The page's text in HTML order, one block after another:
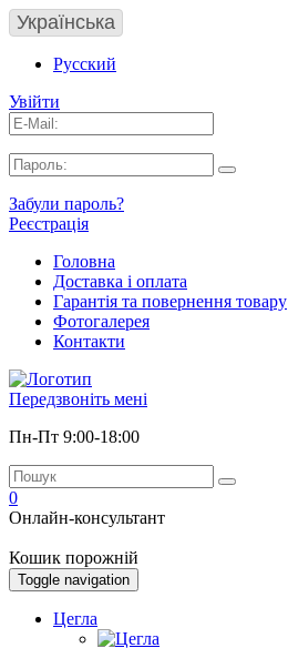
Українська
Русский
Увійти
Забули пароль?
Реєстрація
Головна
Доставка і оплата
Гарантія та повернення товару
Фотогалерея
Контакти
Передзвоніть мені
Пн-Пт 9:00-18:00
0
Онлайн-консультант
Кошик порожній
Toggle navigation
Цегла